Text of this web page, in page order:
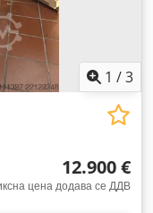
1 /3
12.900 €
цена додава се ДДВ